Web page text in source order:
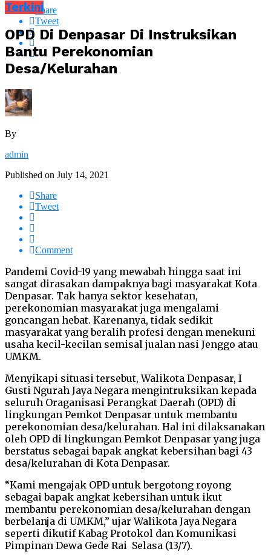
Share
Tweet
Terkini
OPD Di Denpasar Di Instruksikan
Bantu Perekonomian
Desa/Kelurahan
By
admin
Published on July 14, 2021
Share
Tweet
Comment
Pandemi Covid-19 yang mewabah hingga saat ini
sangat dirasakan dampaknya bagi masyarakat Kota
Denpasar. Tak hanya sektor kesehatan,
perekonomian masyarakat juga mengalami
goncangan hebat. Karenanya, tidak sedikit
masyarakat yang beralih profesi dengan menekuni
usaha kecil-kecilan semisal jualan nasi Jenggo atau
UMKM.
Menyikapi situasi tersebut, Walikota Denpasar, I
Gusti Ngurah Jaya Negara mengintruksikan kepada
seluruh Oraganisasi Perangkat Daerah (OPD) di
lingkungan Pemkot Denpasar untuk membantu
perekonomian desa/kelurahan. Hal ini dilaksanakan
oleh OPD di lingkungan Pemkot Denpasar yang juga
berstatus sebagai bapak angkat kebersihan bagi 43
desa/kelurahan di Kota Denpasar.
“Kami mengajak OPD untuk bergotong royong
sebagai bapak angkat kebersihan untuk ikut
membantu perekonomian desa/kelurahan dengan
berbelanja di UMKM,” ujar Walikota Jaya Negara
seperti dikutif Kabag Protokol dan Komunikasi
Pimpinan Dewa Gede Rai Selasa (13/7).